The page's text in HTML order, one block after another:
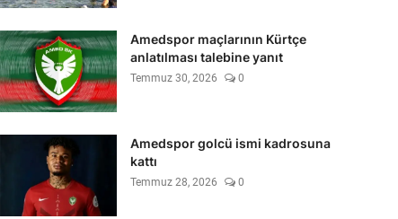
Amedspor maçlarının Kürtçe
anlatılması talebine yanıt
Temmuz 30, 2026 0
Amedspor golcü ismi kadrosuna
kattı
Temmuz 28, 2026 0